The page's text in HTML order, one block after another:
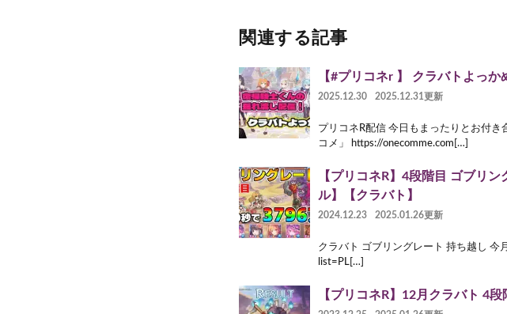
関連する記事
【#プリコネr 】 クラバトよっ
2025.12.30 2025.12.31更新
プリコネR配信 今日もまったりとお付
コメ」 https://onecomme.com[…]
【プリコネR】4段階目 ゴブリ
ル】【クラバト】
2024.12.23 2025.01.26更新
クラバト ゴブリングレート 持ち越し
list=PL[…]
【プリコネR】12月クラバト 4